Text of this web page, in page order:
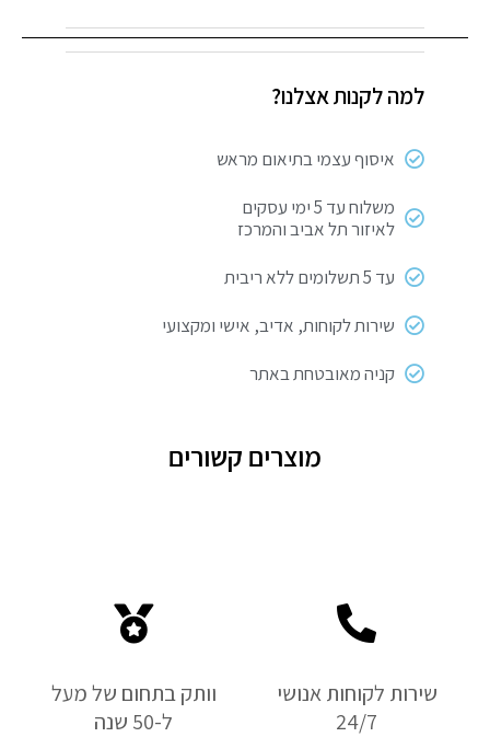
גן
למה לקנות אצלנו?
איסוף עצמי בתיאום מראש
משלוח עד 5 ימי עסקים
לאיזור תל אביב והמרכז
עד 5 תשלומים ללא ריבית
שירות לקוחות, אדיב, אישי ומקצועי
קניה מאובטחת באתר
מוצרים קשורים
שירות לקוחות אנושי
24/7
וותק בתחום של מעל
ל-50 שנה